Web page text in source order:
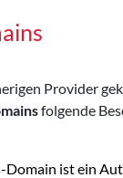
Provider
folgende
ist ein